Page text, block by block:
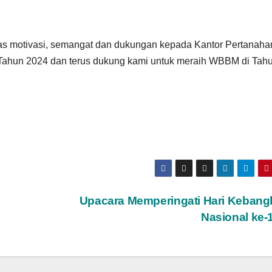
motivasi, semangat dan dukungan kepada Kantor
2024 dan terus dukung kami untuk meraih WBBM di
Upacara Memperingati Hari
Nasional ke-